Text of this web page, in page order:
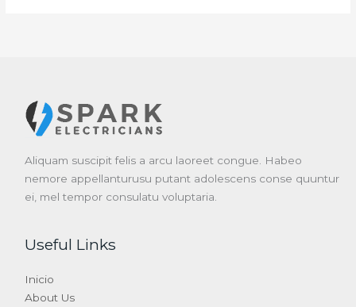
Aliquam suscipit felis a arcu laoreet congue. Habeo
nemore appellanturusu putant adolescens conse quuntur
ei, mel tempor consulatu voluptaria.
Useful Links
Inicio
About Us